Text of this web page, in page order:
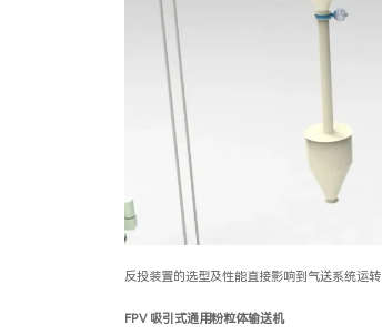
反投装置的选型及性能直接影响到气送系统运转
FPV 吸引式通用粉粒体输送机